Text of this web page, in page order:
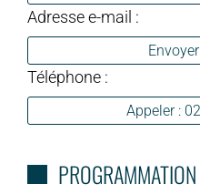
Adresse e-mail :
Téléphone :
Appeler :
PROGRAMMATION